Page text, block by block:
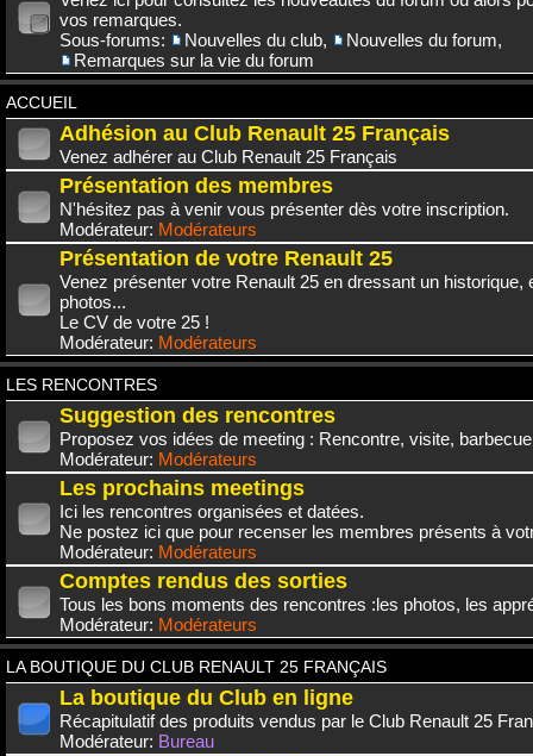
vos remarques.
Sous-forums:
Nouvelles du club, Nouvelles du forum,
Remarques sur la vie du forum
ACCUEIL
Adhésion au Club Renault 25 Français
Venez adhérer au Club Renault 25 Français
Présentation des membres
N'hésitez pas à venir vous présenter dès votre inscription.
Modérateur: Modérateurs
Présentation de votre Renault 25
Venez présenter votre Renault 25 en dressant un historique,
photos...
Le CV de votre 25 !
Modérateur: Modérateurs
LES RENCONTRES
Suggestion des rencontres
Proposez vos idées de meeting : Rencontre, visite,
Modérateur: Modérateurs
Les prochains meetings
Ici les rencontres organisées et datées.
Ne postez ici que pour recenser les membres présents à
Modérateur: Modérateurs
Comptes rendus des sorties
Tous les bons moments des rencontres :les photos, les
Modérateur: Modérateurs
LA BOUTIQUE DU CLUB RENAULT 25 FRANÇAIS
La boutique du Club en ligne
Récapitulatif des produits vendus par le Club Renault 25
Modérateur: Bureau